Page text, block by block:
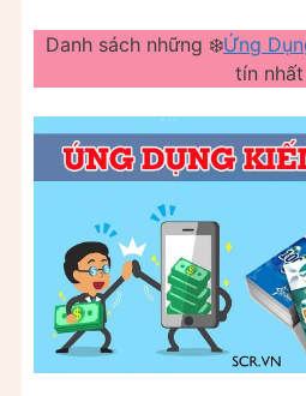
Danh sách những ❄️Ứng
tín nhất